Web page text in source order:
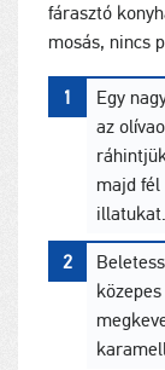
fárasztó
mosás, nincs
Egy
az
majd
illatukat.